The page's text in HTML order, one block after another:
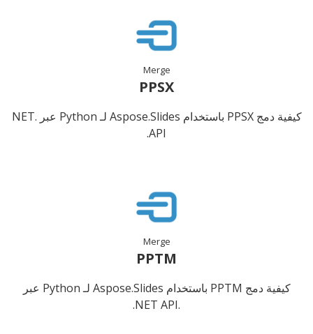
Merge
PPSX
كيفية دمج PPSX باستخدام Aspose.Slides لـ Python عبر .NET
API.
Merge
PPTM
كيفية دمج PPTM باستخدام Aspose.Slides لـ Python عبر
.NET API.